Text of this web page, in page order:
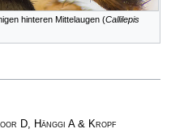
hinteren Mittelaugen (Callilepis
D, Hänggi A & Kropf